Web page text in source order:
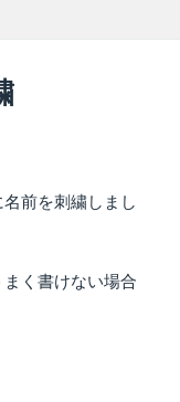
前を刺繍しまし
く書けない場合